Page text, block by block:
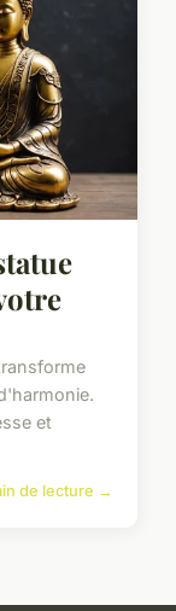
et
de lecture →